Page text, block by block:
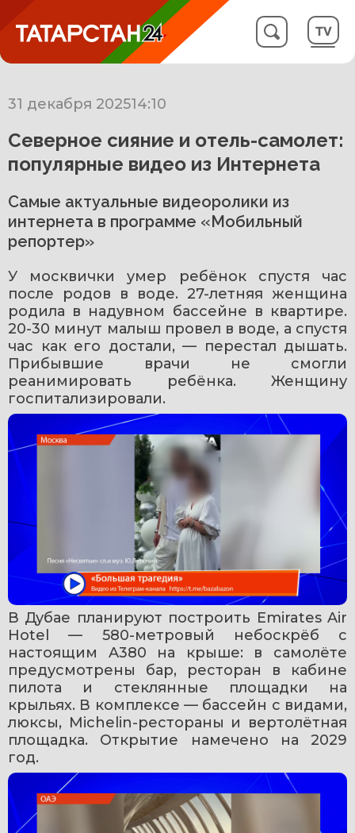
31 декабря 202514:10
Северное сияние и отель-самолет:
популярные видео из Интернета
Самые актуальные видеоролики из
интернета в программе «Мобильный
репортер»
У москвички умер ребёнок спустя час
после родов в воде. 27-летняя женщина
родила в надувном бассейне в квартире.
20-30 минут малыш провел в воде, а спустя
час как его достали, — перестал дышать.
Прибывшие врачи не смогли
реанимировать ребёнка. Женщину
госпитализировали.
В Дубае планируют построить Emirates Air
Hotel — 580-метровый небоскрёб с
настоящим A380 на крыше: в самолёте
предусмотрены бар, ресторан в кабине
пилота и стеклянные площадки на
крыльях. В комплексе — бассейн с видами,
люксы, Michelin-рестораны и вертолётная
площадка. Открытие намечено на 2029
год.